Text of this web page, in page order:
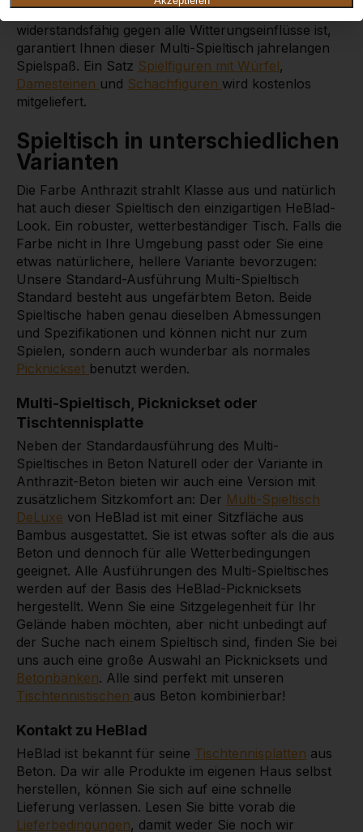
unempfindlich gegen Vandalismus und
widerstandsfähig gegen alle Witterungseinflüsse ist,
garantiert Ihnen dieser Multi-Spieltisch jahrelangen
Spielspaß. Ein Satz Spielfiguren mit Würfel,
Damesteinen und Schachfiguren wird kostenlos
mitgeliefert.
Spieltisch in unterschiedlichen
Varianten
Die Farbe Anthrazit strahlt Klasse aus und natürlich
hat auch dieser Spieltisch den einzigartigen HeBlad-
Look. Ein robuster, wetterbeständiger Tisch. Falls die
Farbe nicht in Ihre Umgebung passt oder Sie eine
etwas natürlichere, hellere Variante bevorzugen:
Unsere Standard-Ausführung Multi-Spieltisch
Standard besteht aus ungefärbtem Beton. Beide
Spieltische haben genau dieselben Abmessungen
und Spezifikationen und können nicht nur zum
Spielen, sondern auch wunderbar als normales
Picknickset benutzt werden.
Multi-Spieltisch, Picknickset oder
Tischtennisplatte
Neben der Standardausführung des Multi-
Spieltisches in Beton Naturell oder der Variante in
Anthrazit-Beton bieten wir auch eine Version mit
zusätzlichem Sitzkomfort an: Der Multi-Spieltisch
DeLuxe von HeBlad ist mit einer Sitzfläche aus
Bambus ausgestattet. Sie ist etwas softer als die aus
Beton und dennoch für alle Wetterbedingungen
geeignet. Alle Ausführungen des Multi-Spieltisches
werden auf der Basis des HeBlad-Picknicksets
hergestellt. Wenn Sie eine Sitzgelegenheit für Ihr
Gelände haben möchten, aber nicht unbedingt auf
der Suche nach einem Spieltisch sind, finden Sie bei
uns auch eine große Auswahl an Picknicksets und
Betonbänken. Alle sind perfekt mit unseren
Tischtennistischen aus Beton kombinierbar!
Kontakt zu HeBlad
HeBlad ist bekannt für seine Tischtennisplatten aus
Beton. Da wir alle Produkte im eigenen Haus selbst
herstellen, können Sie sich auf eine schnelle
Lieferung verlassen. Lesen Sie bitte vorab die
Lieferbedingungen, damit weder Sie noch wir